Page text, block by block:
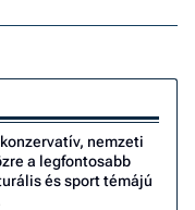
nemzeti
a legfontosabb
és sport témájú